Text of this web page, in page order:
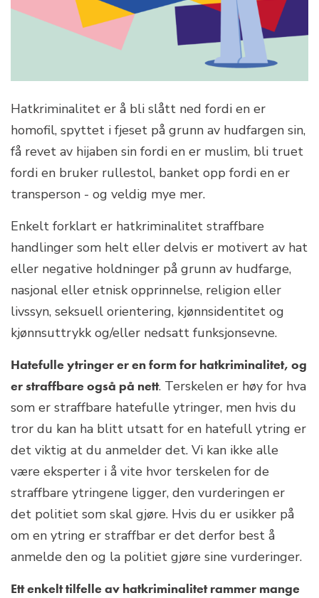
Hatkriminalitet er å bli slått ned fordi en er
homofil, spyttet i fjeset på grunn av hudfargen sin,
få revet av hijaben sin fordi en er muslim, bli truet
fordi en bruker rullestol, banket opp fordi en er
transperson - og veldig mye mer.
Enkelt forklart er hatkriminalitet straffbare
handlinger som helt eller delvis er motivert av hat
eller negative holdninger på grunn av hudfarge,
nasjonal eller etnisk opprinnelse, religion eller
livssyn, seksuell orientering, kjønnsidentitet og
kjønnsuttrykk og/eller nedsatt funksjonsevne.
Hatefulle ytringer er en form for hatkriminalitet, og
er straffbare også på nett. Terskelen er høy for hva
som er straffbare hatefulle ytringer, men hvis du
tror du kan ha blitt utsatt for en hatefull ytring er
det viktig at du anmelder det. Vi kan ikke alle
være eksperter i å vite hvor terskelen for de
straffbare ytringene ligger, den vurderingen er
det politiet som skal gjøre. Hvis du er usikker på
om en ytring er straffbar er det derfor best å
anmelde den og la politiet gjøre sine vurderinger.
Ett enkelt tilfelle av hatkriminalitet rammer mange